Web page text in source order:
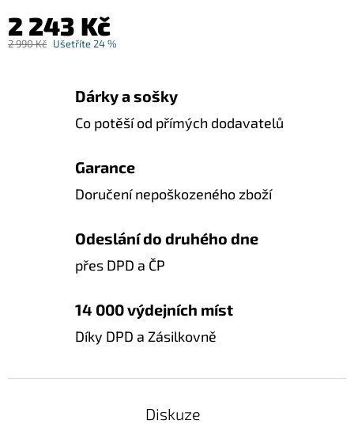
2 243 Kč
2 990 Kč Ušetříte 24 %
Dárky a sošky
Co potěší od přímých dodavatelů
Garance
Doručení nepoškozeného zboží
Odeslání do druhého dne
přes DPD a ČP
14 000 výdejních míst
Díky DPD a Zásilkovně
Diskuze